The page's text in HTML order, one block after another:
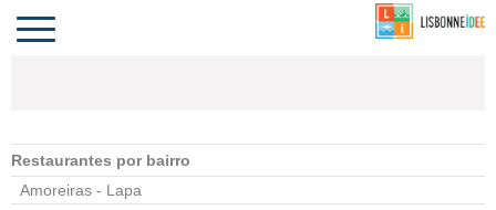
PORTUGAL
Toggle
navigation
Restaurantes por bairro
Amoreiras - Lapa